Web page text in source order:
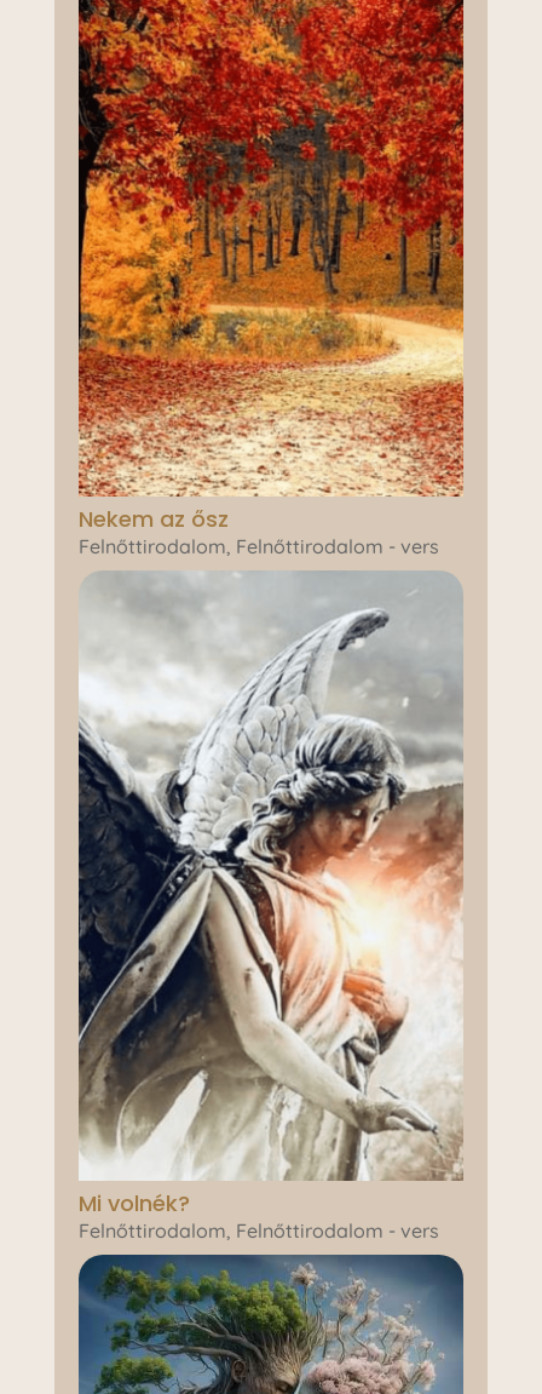
Nekem az ősz
Felnőttirodalom, Felnőttirodalom - vers
Mi volnék?
Felnőttirodalom, Felnőttirodalom - vers